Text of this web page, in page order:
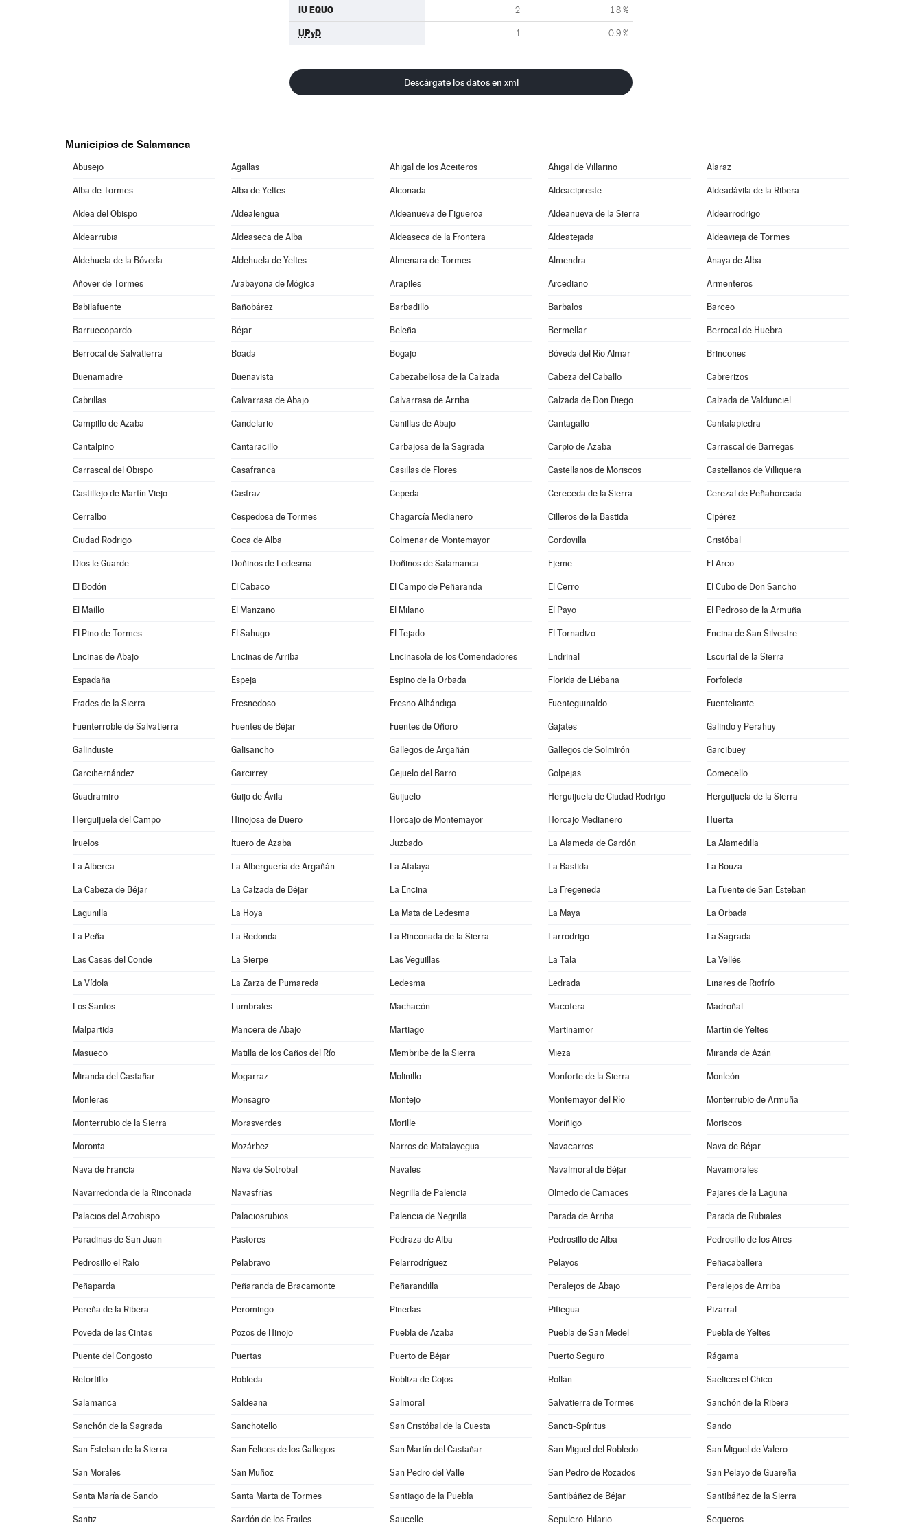
IU EQUO 2 1,8 %
UPyD 1 0,9 %
Descárgate los datos en xml
Municipios de Salamanca
Abusejo Agallas Ahigal de los Aceiteros Ahigal de Villarino Alaraz
Alba de Tormes Alba de Yeltes Alconada Aldeacipreste Aldeadávila de la Ribera
Aldea del Obispo Aldealengua Aldeanueva de Figueroa Aldeanueva de la Sierra Aldearrodrigo
Aldearrubia Aldeaseca de Alba Aldeaseca de la Frontera Aldeatejada Aldeavieja de Tormes
Aldehuela de la Bóveda Aldehuela de Yeltes Almenara de Tormes Almendra Anaya de Alba
Añover de Tormes Arabayona de Mógica Arapiles Arcediano Armenteros
Babilafuente Bañobárez Barbadillo Barbalos Barceo
Barruecopardo Béjar Beleña Bermellar Berrocal de Huebra
Berrocal de Salvatierra Boada Bogajo Bóveda del Río Almar Brincones
Buenamadre Buenavista Cabezabellosa de la Calzada Cabeza del Caballo Cabrerizos
Cabrillas Calvarrasa de Abajo Calvarrasa de Arriba Calzada de Don Diego Calzada de Valdunciel
Campillo de Azaba Candelario Canillas de Abajo Cantagallo Cantalapiedra
Cantalpino Cantaracillo Carbajosa de la Sagrada Carpio de Azaba Carrascal de Barregas
Carrascal del Obispo Casafranca Casillas de Flores Castellanos de Moriscos Castellanos de Villiquera
Castillejo de Martín Viejo Castraz Cepeda Cereceda de la Sierra Cerezal de Peñahorcada
Cerralbo Cespedosa de Tormes Chagarcía Medianero Cilleros de la Bastida Cipérez
Ciudad Rodrigo Coca de Alba Colmenar de Montemayor Cordovilla Cristóbal
Dios le Guarde Doñinos de Ledesma Doñinos de Salamanca Ejeme El Arco
El Bodón El Cabaco El Campo de Peñaranda El Cerro El Cubo de Don Sancho
El Maíllo El Manzano El Milano El Payo El Pedroso de la Armuña
El Pino de Tormes El Sahugo El Tejado El Tornadizo Encina de San Silvestre
Encinas de Abajo Encinas de Arriba Encinasola de los Comendadores Endrinal Escurial de la Sierra
Espadaña Espeja Espino de la Orbada Florida de Liébana Forfoleda
Frades de la Sierra Fresnedoso Fresno Alhándiga Fuenteguinaldo Fuenteliante
Fuenterroble de Salvatierra Fuentes de Béjar Fuentes de Oñoro Gajates Galindo y Perahuy
Galinduste Galisancho Gallegos de Argañán Gallegos de Solmirón Garcibuey
Garcihernández Garcirrey Gejuelo del Barro Golpejas Gomecello
Guadramiro Guijo de Ávila Guijuelo Herguijuela de Ciudad Rodrigo Herguijuela de la Sierra
Herguijuela del Campo Hinojosa de Duero Horcajo de Montemayor Horcajo Medianero Huerta
Iruelos Ituero de Azaba Juzbado La Alameda de Gardón La Alamedilla
La Alberca La Alberguería de Argañán La Atalaya La Bastida La Bouza
La Cabeza de Béjar La Calzada de Béjar La Encina La Fregeneda La Fuente de San Esteban
Lagunilla La Hoya La Mata de Ledesma La Maya La Orbada
La Peña La Redonda La Rinconada de la Sierra Larrodrigo La Sagrada
Las Casas del Conde La Sierpe Las Veguillas La Tala La Vellés
La Vídola La Zarza de Pumareda Ledesma Ledrada Linares de Riofrío
Los Santos Lumbrales Machacón Macotera Madroñal
Malpartida Mancera de Abajo Martiago Martinamor Martín de Yeltes
Masueco Matilla de los Caños del Río Membribe de la Sierra Mieza Miranda de Azán
Miranda del Castañar Mogarraz Molinillo Monforte de la Sierra Monleón
Monleras Monsagro Montejo Montemayor del Río Monterrubio de Armuña
Monterrubio de la Sierra Morasverdes Morille Moríñigo Moriscos
Moronta Mozárbez Narros de Matalayegua Navacarros Nava de Béjar
Nava de Francia Nava de Sotrobal Navales Navalmoral de Béjar Navamorales
Navarredonda de la Rinconada Navasfrías Negrilla de Palencia Olmedo de Camaces Pajares de la Laguna
Palacios del Arzobispo Palaciosrubios Palencia de Negrilla Parada de Arriba Parada de Rubiales
Paradinas de San Juan Pastores Pedraza de Alba Pedrosillo de Alba Pedrosillo de los Aires
Pedrosillo el Ralo Pelabravo Pelarrodríguez Pelayos Peñacaballera
Peñaparda Peñaranda de Bracamonte Peñarandilla Peralejos de Abajo Peralejos de Arriba
Pereña de la Ribera Peromingo Pinedas Pitiegua Pizarral
Poveda de las Cintas Pozos de Hinojo Puebla de Azaba Puebla de San Medel Puebla de Yeltes
Puente del Congosto Puertas Puerto de Béjar Puerto Seguro Rágama
Retortillo Robleda Robliza de Cojos Rollán Saelices el Chico
Salamanca Saldeana Salmoral Salvatierra de Tormes Sanchón de la Ribera
Sanchón de la Sagrada Sanchotello San Cristóbal de la Cuesta Sancti-Spíritus Sando
San Esteban de la Sierra San Felices de los Gallegos San Martín del Castañar San Miguel del Robledo San Miguel de Valero
San Morales San Muñoz San Pedro del Valle San Pedro de Rozados San Pelayo de Guareña
Santa María de Sando Santa Marta de Tormes Santiago de la Puebla Santibáñez de Béjar Santibáñez de la Sierra
Santiz Sardón de los Frailes Saucelle Sepulcro-Hilario Sequeros